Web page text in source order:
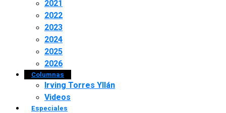
2021
2022
2023
2024
2025
2026
Columnas
Irving Torres Yllán
Videos
Especiales